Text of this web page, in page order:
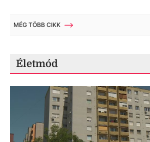
MÉG TÖBB CIKK
Életmód